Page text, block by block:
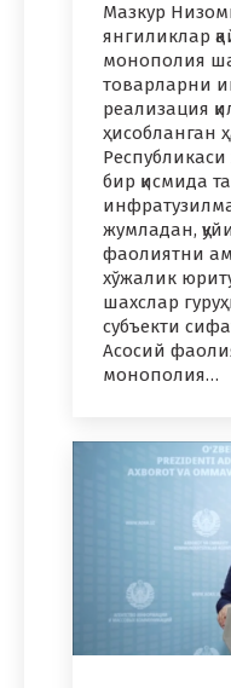
Мазкур
янгиликлар
монополия
товарларни
реализация
ҳисобланган
бир қисмида
жумладан,
фаолиятни
хўжалик
шахслар
субъекти
Асосий
монополия…